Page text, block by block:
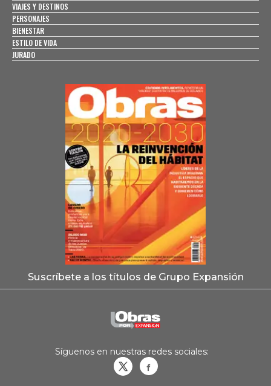
VIAJES Y DESTINOS
PERSONAJES
BIENESTAR
ESTILO DE VIDA
JURADO
Suscríbete a los títulos de Grupo Expansión
Síguenos en nuestras redes sociales: